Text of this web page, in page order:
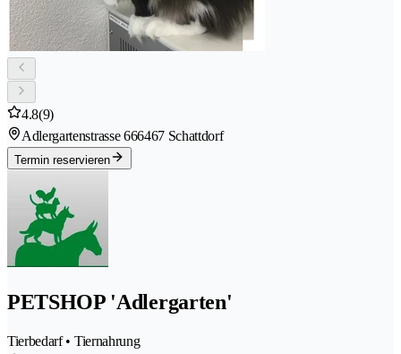
4.8(9)
Adlergartenstrasse 666467 Schattdorf
Termin reservieren
PETSHOP 'Adlergarten'
Tierbedarf • Tiernahrung